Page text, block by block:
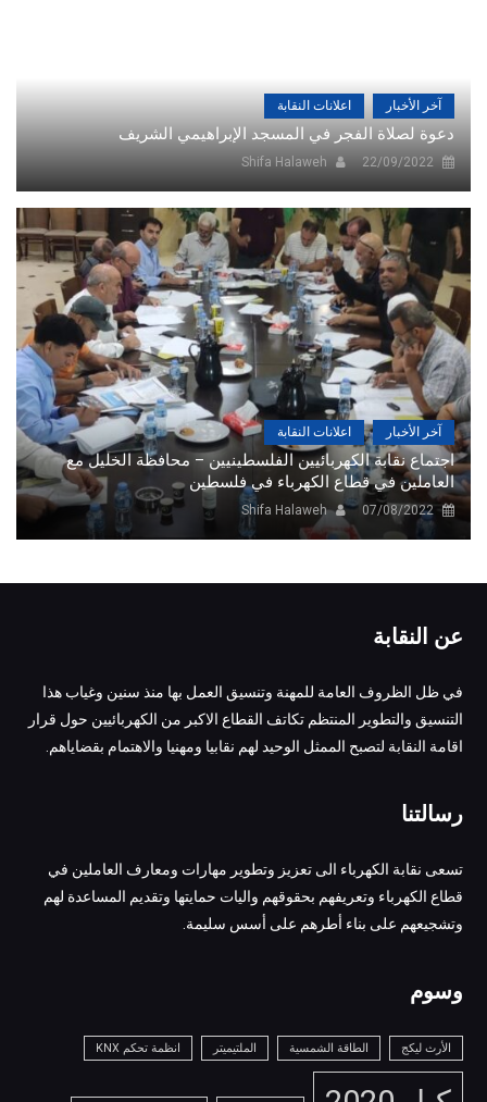
آخر الأخبار اعلانات النقابة
دعوة لصلاة الفجر في المسجد الإبراهيمي الشريف
22/09/2022
Shifa Halaweh
آخر الأخبار اعلانات النقابة
اجتماع نقابة الكهربائيين الفلسطينيين – محافظة الخليل مع
العاملين في قطاع الكهرباء في فلسطين
07/08/2022
Shifa Halaweh
عن النقابة
في ظل الظروف العامة للمهنة وتنسيق العمل بها منذ سنين وغياب هذا
التنسيق والتطوير المنتظم تكاتف القطاع الاكبر من الكهربائيين حول قرار
اقامة النقابة لتصبح الممثل الوحيد لهم نقابيا ومهنيا والاهتمام بقضاياهم.
رسالتنا
تسعى نقابة الكهرباء الى تعزيز وتطوير مهارات ومعارف العاملين في
قطاع الكهرباء وتعريفهم بحقوقهم واليات حمايتها وتقديم المساعدة لهم
وتشجيعهم على بناء أطرهم على أسس سليمة.
وسوم
الأرث ليكج الطاقة الشمسية الملتيميتر انظمة تحكم KNX